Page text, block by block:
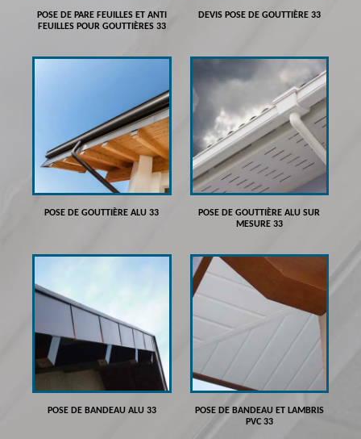
POSE DE PARE FEUILLES ET ANTI
FEUILLES POUR GOUTTIÈRES 33
DEVIS POSE DE GOUTTIÈRE 33
POSE DE GOUTTIÈRE ALU 33
POSE DE GOUTTIÈRE ALU SUR
MESURE 33
POSE DE BANDEAU ALU 33
POSE DE BANDEAU ET LAMBRIS
PVC 33